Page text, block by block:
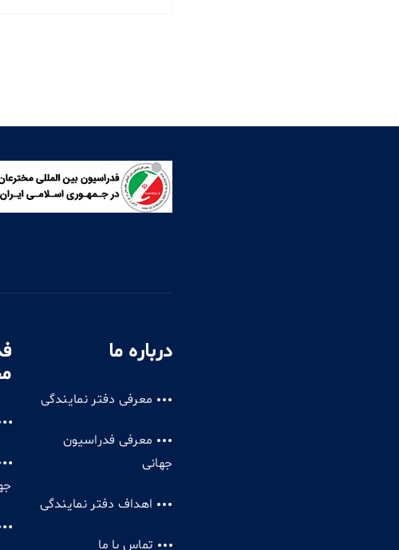
درباره ما
معرفی دفتر نمایندگی
معرفی فدراسیون
جهانی
اهداف دفتر نمایندگی
تماس با ما